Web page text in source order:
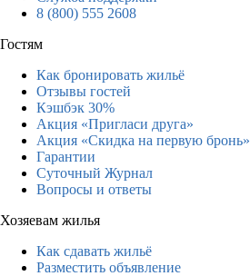
8 (800) 555 2608
Гостям
Как бронировать жильё
Отзывы гостей
Кэшбэк 30%
Акция «Пригласи друга»
Акция «Скидка на первую бронь»
Гарантии
Суточный Журнал
Вопросы и ответы
Хозяевам жилья
Как сдавать жильё
Разместить объявление